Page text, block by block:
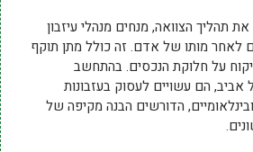
תהליך הצוואה, מנחים מנהלי עיזבון
לאחר מותו של אדם. זה כולל מתן תוקף
על חלוקת הנכסים. בהתחשב
אביב, הם עשויים לעסוק בעזבונות
הדורשים הבנה מקיפה של